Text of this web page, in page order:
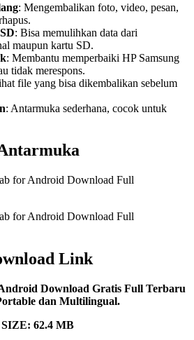
: Mengembalikan foto, video, pesan,
: Bisa memulihkan data dari
maupun kartu SD.
: Membantu memperbaiki HP Samsung
tidak merespons.
file yang bisa dikembalikan sebelum
: Antarmuka sederhana, cocok untuk
Link
Download Gratis Full Terbaru
dan Multilingual.
SIZE: 62.4 MB